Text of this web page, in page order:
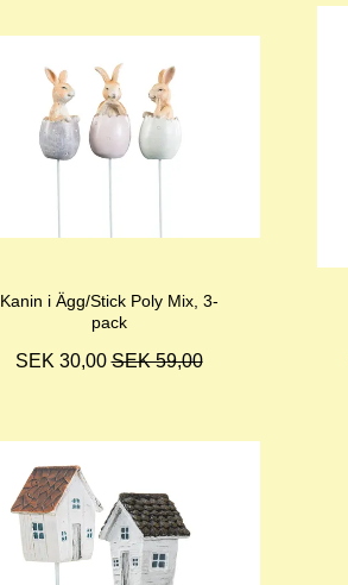
Kanin i Ägg/Stick Poly Mix, 3-
pack
SEK 30,00SEK 59,00